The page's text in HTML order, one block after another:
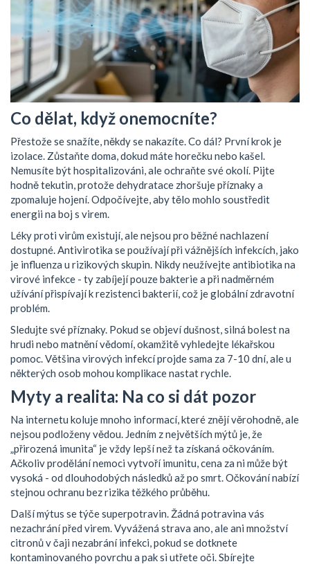
Co dělat, když onemocníte?
Přestože se snažíte, někdy se nakazíte. Co dál? První krok je
izolace. Zůstaňte doma, dokud máte horečku nebo kašel.
Nemusíte být hospitalizováni, ale ochraňte své okolí. Pijte
hodně tekutin, protože dehydratace zhoršuje příznaky a
zpomaluje hojení. Odpočívejte, aby tělo mohlo soustředit
energii na boj s virem.
Léky proti virům existují, ale nejsou pro běžné nachlazení
dostupné. Antivirotika se používají při vážnějších infekcích, jako
je influenza u rizikových skupin. Nikdy neužívejte antibiotika na
virové infekce - ty zabíjejí pouze bakterie a při nadměrném
užívání přispívají k rezistenci bakterií, což je globální zdravotní
problém.
Sledujte své příznaky. Pokud se objeví dušnost, silná bolest na
hrudi nebo matnění vědomí, okamžitě vyhledejte lékařskou
pomoc. Většina virových infekcí projde sama za 7-10 dní, ale u
některých osob mohou komplikace nastat rychle.
Myty a realita: Na co si dát pozor
Na internetu koluje mnoho informací, které znějí věrohodně, ale
nejsou podloženy vědou. Jedním z největších mýtů je, že
„přirozená imunita“ je vždy lepší než ta získaná očkováním.
Ačkoliv prodělání nemoci vytvoří imunitu, cena za ni může být
vysoká - od dlouhodobých následků až po smrt. Očkování nabízí
stejnou ochranu bez rizika těžkého průběhu.
Další mýtus se týče superpotravin. Žádná potravina vás
nezachrání před virem. Vyvážená strava ano, ale ani množství
citronů v čaji nezabrání infekci, pokud se dotknete
kontaminovaného povrchu a pak si utřete oči. Sbírejte